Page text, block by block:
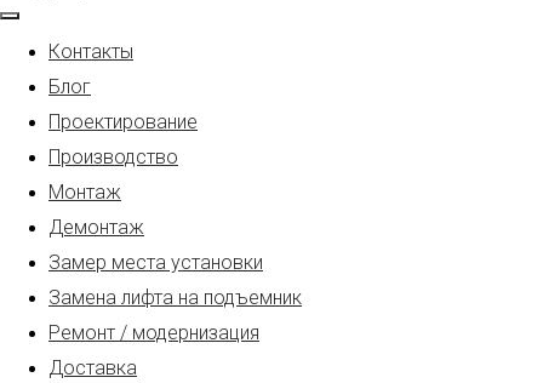
Контакты
Блог
Проектирование
Производство
Монтаж
Демонтаж
Замер места установки
Замена лифта на подъемник
Ремонт / модернизация
Доставка